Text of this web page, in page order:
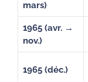
mars)
1965 (avr. →
nov.)
1965 (déc.)